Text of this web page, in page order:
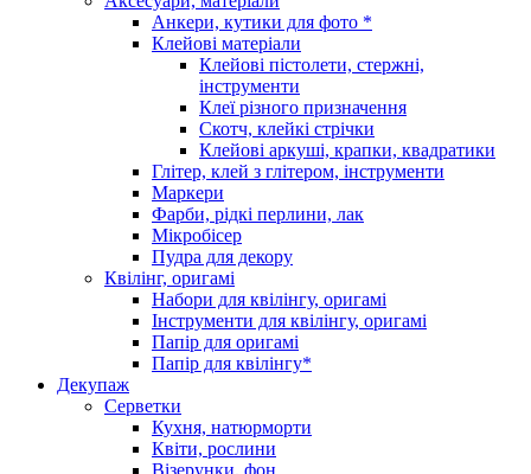
Анкери, кутики для фото *
Клейові матеріали
Клейові пістолети, стержні,
інструменти
Клеї різного призначення
Скотч, клейкі стрічки
Клейові аркуші, крапки, квадратики
Глітер, клей з глітером, інструменти
Маркери
Фарби, рідкі перлини, лак
Мікробісер
Пудра для декору
Квілінг, оригамі
Набори для квілінгу, оригамі
Інструменти для квілінгу, оригамі
Папір для оригамі
Папір для квілінгу*
Декупаж
Серветки
Кухня, натюрморти
Квіти, рослини
Візерунки, фон